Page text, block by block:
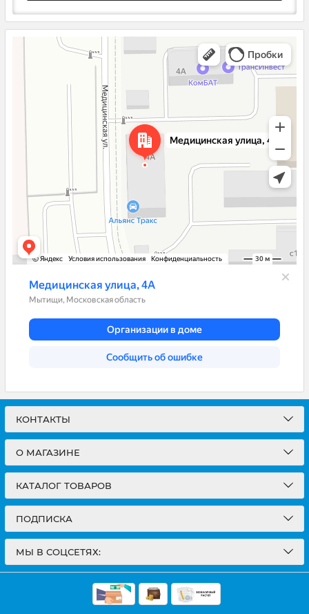
КОНТАКТЫ
О МАГАЗИНЕ
КАТАЛОГ ТОВАРОВ
ПОДПИСКА
МЫ В СОЦСЕТЯХ: